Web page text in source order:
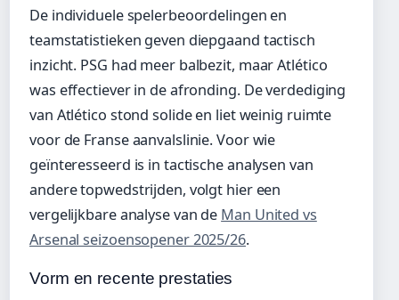
De individuele spelerbeoordelingen en
teamstatistieken geven diepgaand tactisch
inzicht. PSG had meer balbezit, maar Atlético
was effectiever in de afronding. De verdediging
van Atlético stond solide en liet weinig ruimte
voor de Franse aanvalslinie. Voor wie
geïnteresseerd is in tactische analysen van
andere topwedstrijden, volgt hier een
vergelijkbare analyse van de Man United vs
Arsenal seizoensopener 2025/26.
Vorm en recente prestaties